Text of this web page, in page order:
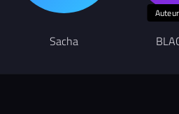
Sacha